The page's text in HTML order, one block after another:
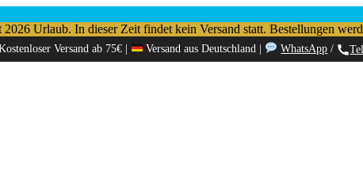
Urlaub. In dieser Zeit findet kein Versand statt. Bestellungen
Versand ab 75€ | Versand aus Deutschland | WhatsApp /